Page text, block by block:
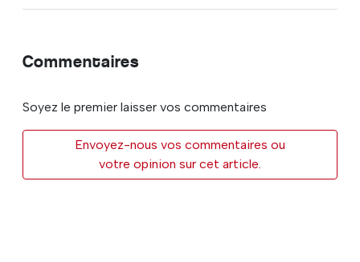
Commentaires
Soyez le premier laisser vos commentaires
Envoyez-nous vos commentaires ou
votre opinion sur cet article.